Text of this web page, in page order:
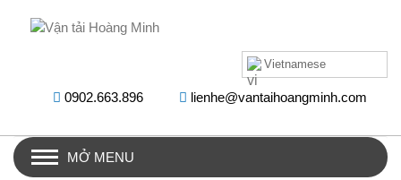
Vietnamese
0902.663.896 lienhe@vantaihoangminh.com
MỞ MENU